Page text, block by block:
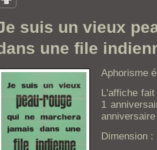
suis un vieux
une file
Aphorisme
L'affiche
1
Dimension